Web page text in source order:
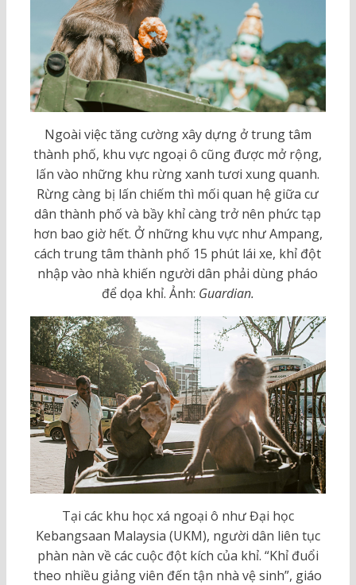
Ngoài việc tăng cường xây dựng ở trung tâm
thành phố, khu vực ngoại ô cũng được mở rộng,
lấn vào những khu rừng xanh tươi xung quanh.
Rừng càng bị lấn chiếm thì mối quan hệ giữa cư
dân thành phố và bầy khỉ càng trở nên phức tạp
hơn bao giờ hết. Ở những khu vực như Ampang,
cách trung tâm thành phố 15 phút lái xe, khỉ đột
nhập vào nhà khiến người dân phải dùng pháo
để dọa khỉ. Ảnh: Guardian.
Tại các khu học xá ngoại ô như Đại học
Kebangsaan Malaysia (UKM), người dân liên tục
phàn nàn về các cuộc đột kích của khỉ. “Khỉ đuổi
theo nhiều giảng viên đến tận nhà vệ sinh”, giáo